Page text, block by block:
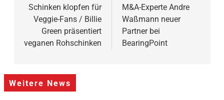
Schinken klopfen für
Veggie-Fans / Billie
Green präsentiert
veganen Rohschinken
M&A-Experte Andre
Waßmann neuer
Partner bei
BearingPoint
Weitere News